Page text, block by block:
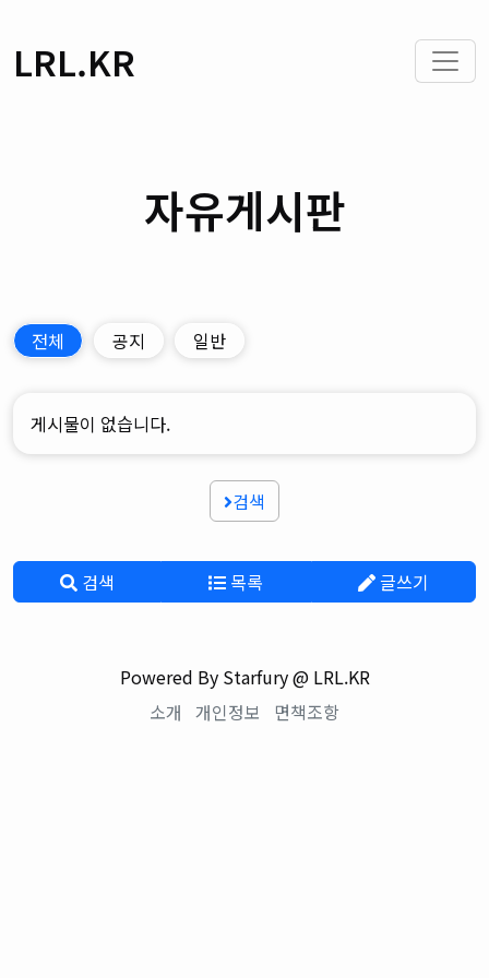
LRL.KR
자유게시판
전체 공지 일반
게시물이 없습니다.
검색
검색 목록 글쓰기
Powered By Starfury @ LRL.KR
소개 개인정보 면책조항